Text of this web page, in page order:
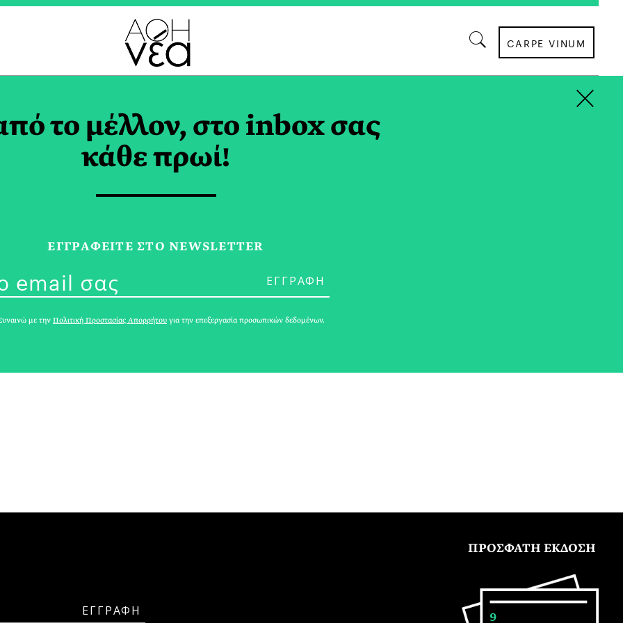
CARPE VINUM
ΗΜΑΘΙΑΣ TAG
Νάουσα: Ο Τόπος Πίσω από Ένα
Ποτήρι Ξινόμαυρο
ΛΕΥΘΕΡΗΣ ΠΛΑΚΙΔΑΣ
ΠΡΟΣΦΑΤΗ ΕΚΔΟΣΗ
9
το μέλλον, στο inbox σας
κάθε πρωί!
ΕΓΓPΑΦΕΙΤΕ ΣΤΟ NEWSLETTER
με τηνΠολιτική Προστασίας Απορρήτου για την επεξεργασία προσωπικών δεδομένων.
×